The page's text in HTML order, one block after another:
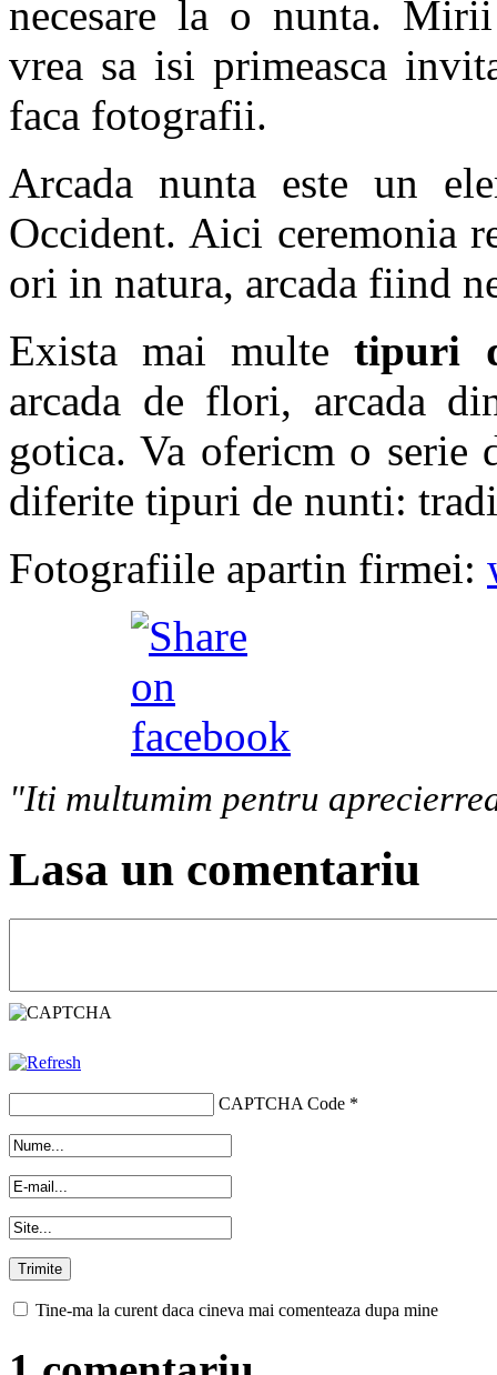
necesare la o nunta.
vrea sa isi primeasca
faca fotografii.
Arcada nunta este un
Occident. Aici ceremonia
ori in natura, arcada fiind
Exista mai multetipuri
arcada de flori, arcada
gotica. Va ofericm o serie
diferite tipuri de nunti:
Fotografiile apartin firmei:
"Iti multumim pentru
Lasa un comentariu
CAPTCHA Code *
Tine-ma la curent daca cineva mai comenteaza dupa mine